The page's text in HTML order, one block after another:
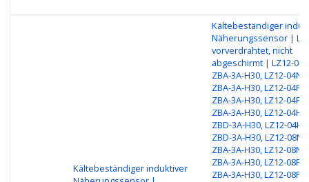
Kältebeständiger induktiver
Kältebeständiger
Näherungssensor |
vorverdrahtet, nicht
abgeschirmt | LZ12-
ZBA-3A-H30, LZ12-
ZBA-3A-H30, LZ12-
ZBA-3A-H30, LZ12-04PC-
ZBA-3A-H30, LZ12-
ZBD-3A-H30, LZ12-
ZBD-3A-H30, LZ12-
ZBA-3A-H30, LZ12-
ZBA-3A-H30, LZ12-
ZBA-3A-H30, LZ12-08PC-